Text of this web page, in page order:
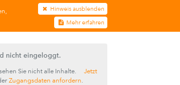
Hinweis ausblenden
Mehr erfahren
nicht eingeloggt.
Sie nicht alle Inhalte.
Jetzt
Zugangsdaten anfordern.